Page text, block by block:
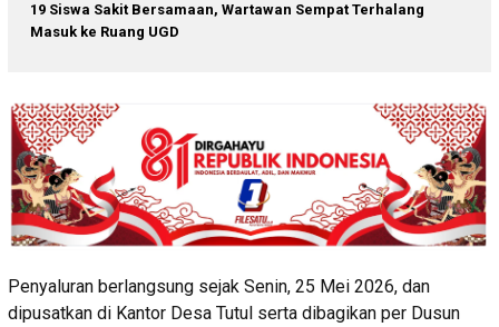
19 Siswa Sakit Bersamaan, Wartawan Sempat Terhalang
Masuk ke Ruang UGD
Penyaluran berlangsung sejak Senin, 25 Mei 2026, dan
dipusatkan di Kantor Desa Tutul serta dibagikan per Dusun